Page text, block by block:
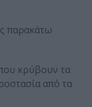
παρακάτω
κρύβουν τα
από τα